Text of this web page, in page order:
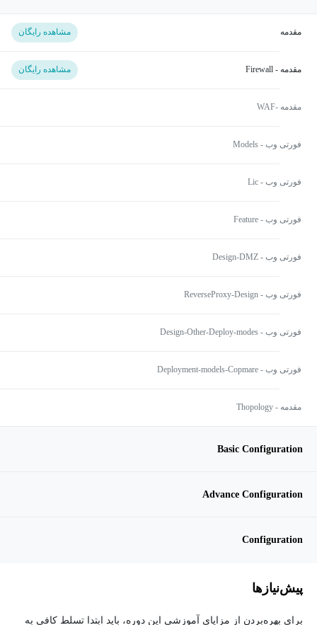
مقدمه مشاهده رایگان
مقدمه - Firewall مشاهده رایگان
مقدمه -WAF
فورتی وب - Models
فورتی وب - Lic
فورتی وب - Feature
فورتی وب - Design-DMZ
فورتی وب - ReverseProxy-Design
فورتی وب - Design-Other-Deploy-modes
فورتی وب - Deployment-models-Copmare
مقدمه - Thopology
Basic Configuration
Advance Configuration
Configuration
پیش‌نیاز‌ها
برای بهره‌بردن از مزایای آموزشی این دوره، باید ابتدا تسلط کافی به